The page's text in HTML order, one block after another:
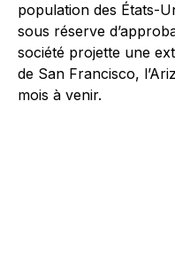
population des États-
sous réserve
société projette une
de San Francisco,
mois à venir.